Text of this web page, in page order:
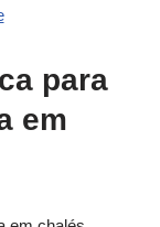
para
em